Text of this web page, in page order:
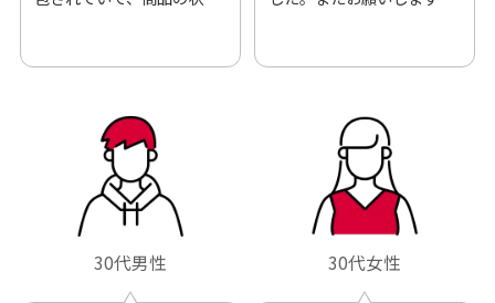
30代男性 30代女性